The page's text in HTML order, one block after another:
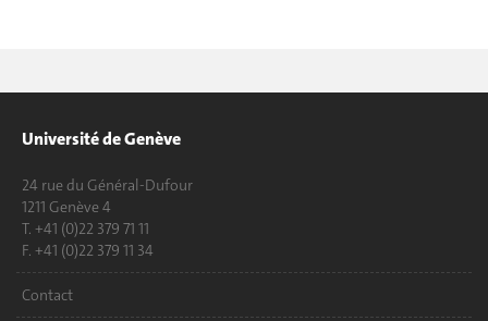
Université de Genève
24 rue du Général-Dufour
1211 Genève 4
T. +41 (0)22 379 71 11
F. +41 (0)22 379 11 34
Contact